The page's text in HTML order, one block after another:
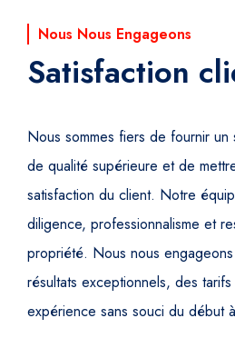
Nous Nous Engageons
Satisfaction
Nous sommes fiers de fournir
de qualité supérieure et de
satisfaction du client. Notre
diligence, professionnalisme et
propriété. Nous nous
résultats exceptionnels, des
expérience sans souci du début